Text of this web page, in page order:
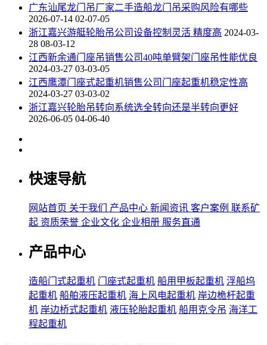
广东汕尾龙门吊厂家二手造船龙门吊采购风险有哪些
2026-07-14 02-07-05
浙江嘉兴游艇轮胎吊公司设备控制灵活 精度高 2024-03-
28 08-03-12
江西新余通门座吊销售公司40吨单臂架门座吊性能优良
2024-03-27 03-03-05
江西鹰潭门座式起重机销售公司门座起重机稳定性高
2024-03-27 03-03-02
浙江嘉兴轮胎吊转向系统选全转向还是半转向更好
2026-06-05 04-06-40
快速导航
网站首页 关于我们 产品中心 新闻资讯 客户案例 联系矿
起 资质荣誉 企业文化 企业相册 服务直通
产品中心
造船门式起重机 门座式起重机 船用甲板起重机 浮船坞
起重机 船舶液压起重机 海上风电起重机 岸边桅杆起重
机 岸边桥式起重机 液压轮胎起重机 船用克令吊 海洋工
程起重机